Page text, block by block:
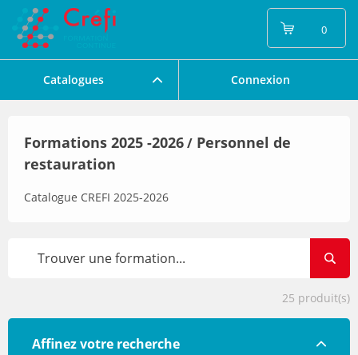
Catalogues Connexion
0
Formations 2025 -2026/ Personnel de
restauration
Catalogue CREFI 2025-2026
25 produit(s)
Affinez votre recherche